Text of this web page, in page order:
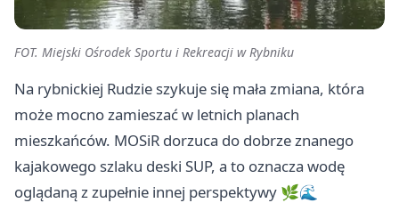
FOT. Miejski Ośrodek Sportu i Rekreacji w Rybniku
Na rybnickiej Rudzie szykuje się mała zmiana, która
może mocno zamieszać w letnich planach
mieszkańców. MOSiR dorzuca do dobrze znanego
kajakowego szlaku deski SUP, a to oznacza wodę
oglądaną z zupełnie innej perspektywy 🌿🌊